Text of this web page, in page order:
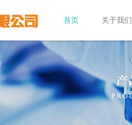
首页 关于我们